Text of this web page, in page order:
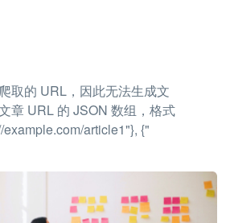
取的 URL，因此无法生成文
章 URL 的 JSON 数组，格式
article1"}, {"